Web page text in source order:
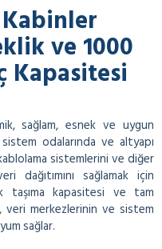
Kabinler
ve 1000
Kapasitesi
sağlam, esnek ve uygun
odalarında ve altyapı
sistemlerini ve diğer
dağıtımını sağlamak için
taşıma kapasitesi ve tam
veri merkezlerinin ve sistem
sağlar.